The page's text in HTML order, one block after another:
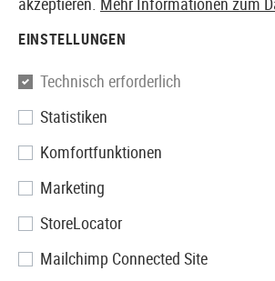
G&G
45 Degree Tactical
EINSTELLUNGEN
Technisch erforderlich
Statistiken
Komfortfunktionen
Marketing
StoreLocator
Mailchimp Connected Site